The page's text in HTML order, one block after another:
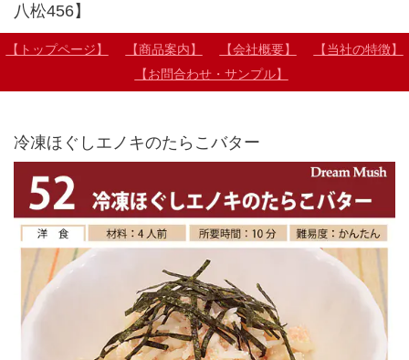
八松456】
【トップページ】 【商品案内】 【会社概要】
【当社の特徴】
【お問合わせ・サンプル】
冷凍ほぐしエノキのたらこバター